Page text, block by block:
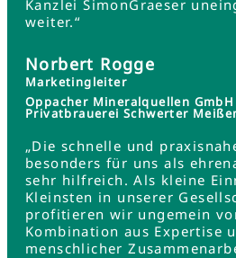
Kanzlei SimonGraeser
weiter.“
Norbert Rogge
Marketingleiter
Oppacher Mineralquellen GmbH
Privatbrauerei Schwerter
„Die schnelle und
besonders für uns als
sehr hilfreich. Als kleine
Kleinsten in unserer
profitieren wir ungemein
Kombination aus Expertise
menschlicher